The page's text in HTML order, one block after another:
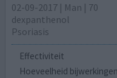
02-09-2017 | Man | 70
dexpanthenol
Psoriasis
Effectiviteit
Hoeveelheid bijwerkingen